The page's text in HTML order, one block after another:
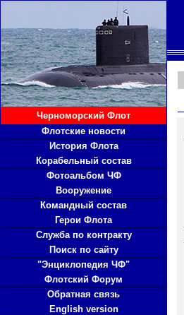
Черноморский Флот
Флотские новости
История Флота
Корабельный состав
Фотоальбом ЧФ
Вооружение
Командный состав
Герои Флота
Служба по контракту
Поиск по сайту
"Энциклопедия ЧФ"
Флотский Форум
Обратная связь
English version